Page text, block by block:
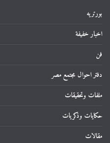
بورتريه
اخبار خفيفة
فن
دفتر احوال مجتمع مصر
ملفات وتحقيقات
حكايات وذكريات
مقالات